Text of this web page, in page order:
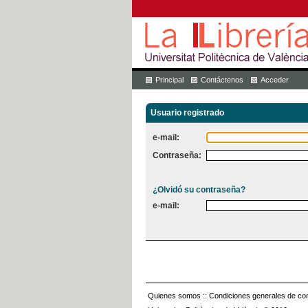
Principal Contáctenos Acceder
Usuario registrado
e-mail:
Contraseña:
¿Olvidó su contraseña?
e-mail:
Quienes somos :: Condiciones generales de